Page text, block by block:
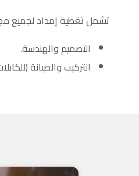
تشمل تغطية إمداد لجميع
التصميم والهندسة.
التركيب والصيانة